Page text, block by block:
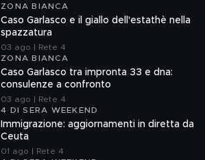
ZONA BIANCA
Caso Garlasco e il giallo dell'estathè nella
spazzatura
03 ago | Rete 4
ZONA BIANCA
Caso Garlasco tra impronta 33 e dna:
consulenze a confronto
03 ago | Rete 4
4 DI SERA WEEKEND
Immigrazione: aggiornamenti in diretta da
Ceuta
01 ago | Rete 4